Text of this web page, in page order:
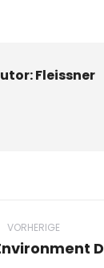
Fleissner
VORHERIGE
Vorheriger